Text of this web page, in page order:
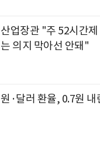
산업장관 "주 52시간
는 의지 막아선 안돼"
원·달러 환율, 0.7원 내